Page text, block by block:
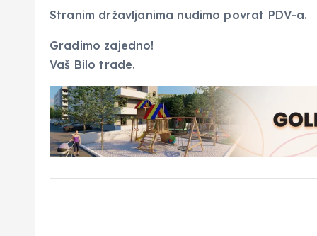
Stranim državljanima nudimo povrat PDV-a.
Gradimo zajedno!
Vaš Bilo trade.